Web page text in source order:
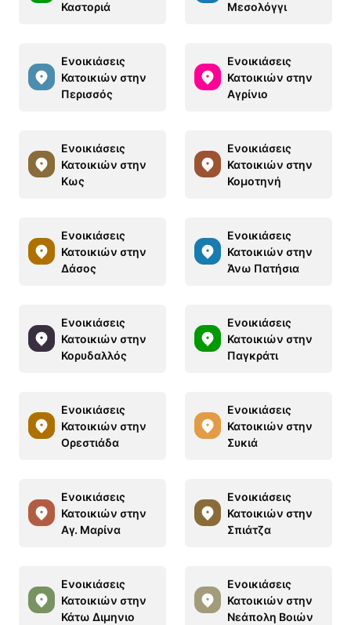
Καστοριά Μεσολόγγι
Ενοικιάσεις
Κατοικιών στην
Περισσός
Ενοικιάσεις
Κατοικιών στην
Αγρίνιο
Ενοικιάσεις
Κατοικιών στην
Κως
Ενοικιάσεις
Κατοικιών στην
Κομοτηνή
Ενοικιάσεις
Κατοικιών στην
Δάσος
Ενοικιάσεις
Κατοικιών στην
Άνω Πατήσια
Ενοικιάσεις
Κατοικιών στην
Κορυδαλλός
Ενοικιάσεις
Κατοικιών στην
Παγκράτι
Ενοικιάσεις
Κατοικιών στην
Ορεστιάδα
Ενοικιάσεις
Κατοικιών στην
Συκιά
Ενοικιάσεις
Κατοικιών στην
Αγ. Μαρίνα
Ενοικιάσεις
Κατοικιών στην
Σπιάτζα
Ενοικιάσεις
Κατοικιών στην
Κάτω Διμηνιo
Ενοικιάσεις
Κατοικιών στην
Νεάπολη Βοιών